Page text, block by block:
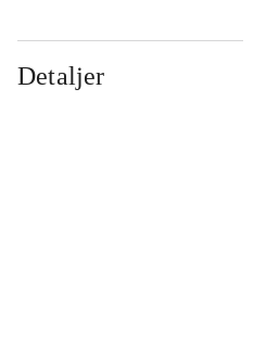
Detaljer